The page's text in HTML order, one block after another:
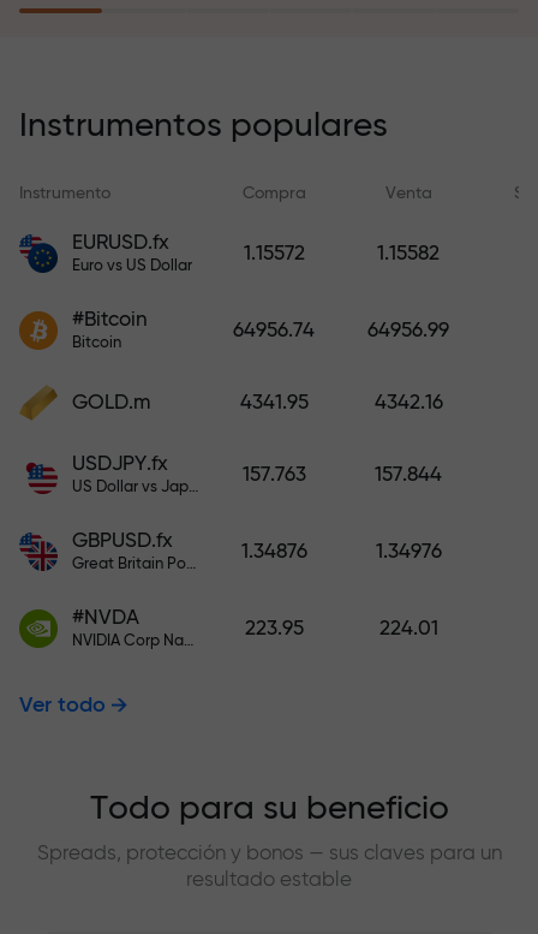
recargar su cuenta.
compensa sus pérdidas y
garantiza triplicar el beneficio
tranquilidad: su capital está
bono mil veces mayor que su
depósito, mayor será el
Instrumentos populares
Instrumento Compra Venta
EURUSD.fx
Euro vs US Dollar
1.15572 1.15582
#Bitcoin
Bitcoin
64956.74 64956.99
GOLD.m 4341.95 4342.16
USDJPY.fx
US Dollar vs Japanese Yen
157.763 157.844
GBPUSD.fx
Great Britain Pound vs US Dollar
1.34876 1.34976
#NVDA
NVIDIA Corp Nasdaq Stock Exchange (Nasdaq) USD
223.95 224.01
Ver todo
Todo para su beneficio
Spreads, protección y bonos — sus claves para un
resultado estable